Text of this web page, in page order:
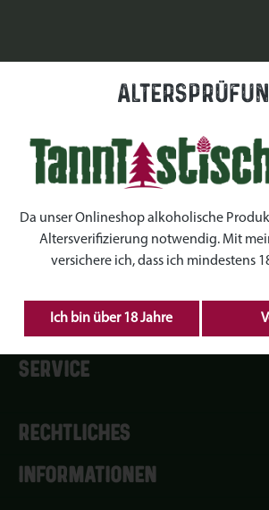
SERVICE
RECHTLICHES
INFORMATIONEN
Da unser Onlineshop alkoholische
Altersverifizierung notwendig. Mit
versichere ich, dass ich mindestens
Ich bin über 18 Jahre